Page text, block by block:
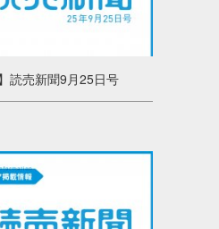
読売新聞9月25日号